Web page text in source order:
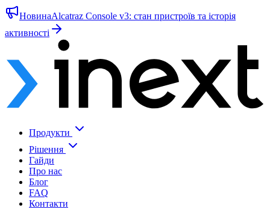
НовинаAlcatraz Console v3: стан пристроїв та історія
активності
Продукти
Рішення
Гайди
Про нас
Блог
FAQ
Контакти